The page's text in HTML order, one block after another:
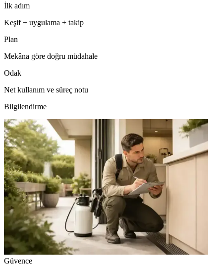
İlk adım
Keşif + uygulama + takip
Plan
Mekâna göre doğru müdahale
Odak
Net kullanım ve süreç notu
Bilgilendirme
Güvence